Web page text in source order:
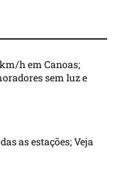
h em Canoas;
sem luz e
as estações; Veja